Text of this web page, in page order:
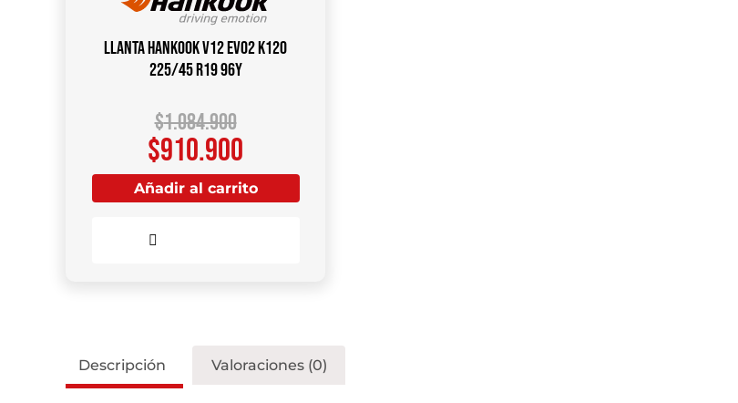
Llanta HANKOOK V12 Evo2 K120
225/45 R19 96Y
$1.084.900
$910.900
Añadir al carrito
Descripción Valoraciones (0)